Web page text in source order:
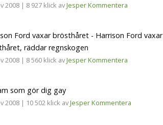
2008 | 8 927 klick avJesperKommentera
Ford vaxar brösthåret - Harrison Ford vaxar
räddar regnskogen
2008 | 8 560 klick avJesperKommentera
som gör dig gay
2008 | 10 502 klick avJesperKommentera